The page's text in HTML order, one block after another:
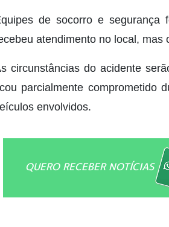
de socorro e segurança
atendimento no local, mas
circunstâncias do acidente
parcialmente comprometido
envolvidos.
QUERO RECEBER NOTÍCIAS